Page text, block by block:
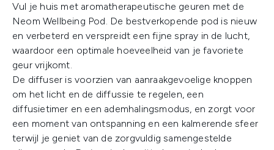
Vul je huis met aromatherapeutische geuren met de
Neom Wellbeing Pod. De bestverkopende pod is nieuw
en verbeterd en verspreidt een fijne spray in de lucht,
waardoor een optimale hoeveelheid van je favoriete
geur vrijkomt.
De diffuser is voorzien van aanraakgevoelige knoppen
om het licht en de diffussie te regelen, een
diffusietimer en een ademhalingsmodus, en zorgt voor
een moment van ontspanning en een kalmerende sfeer
terwijl je geniet van de zorgvuldig samengestelde